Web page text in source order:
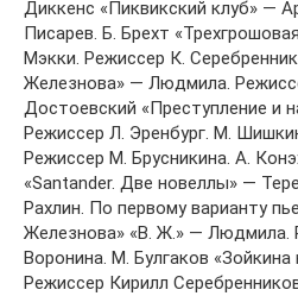
Диккенс «Пиквикский клуб» —
Писарев. Б. Брехт
Мэкки. Режиссер К.
Железнова» — Людмила.
Достоевский «Преступление и
Режиссер Л. Эренбург. М.
Режиссер М. Брусникина. А.
«Santander. Две новеллы» —
Рахлин. По первому варианту
Железнова» «В. Ж.» — Людмила.
Воронина. М. Булгаков
Режиссер Кирилл